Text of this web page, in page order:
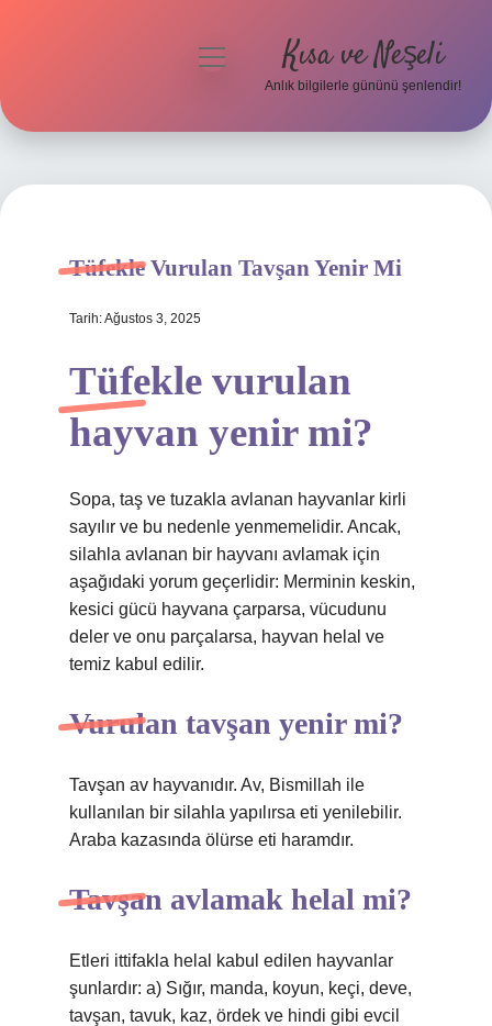
Hakkımızda
menüyü
Kısa ve Neşeli
Anlık bilgilerle gününü şenlendir!
Tüfekle Vurulan Tavşan Yenir Mi
Tarih: Ağustos 3, 2025
Tüfekle vurulan
hayvan yenir mi?
Sopa, taş ve tuzakla avlanan hayvanlar kirli
sayılır ve bu nedenle yenmemelidir. Ancak,
silahla avlanan bir hayvanı avlamak için
aşağıdaki yorum geçerlidir: Merminin keskin,
kesici gücü hayvana çarparsa, vücudunu
deler ve onu parçalarsa, hayvan helal ve
temiz kabul edilir.
Vurulan tavşan yenir mi?
Tavşan av hayvanıdır. Av, Bismillah ile
kullanılan bir silahla yapılırsa eti yenilebilir.
Araba kazasında ölürse eti haramdır.
Tavşan avlamak helal mi?
Etleri ittifakla helal kabul edilen hayvanlar
şunlardır: a) Sığır, manda, koyun, keçi, deve,
tavşan, tavuk, kaz, ördek ve hindi gibi evcil